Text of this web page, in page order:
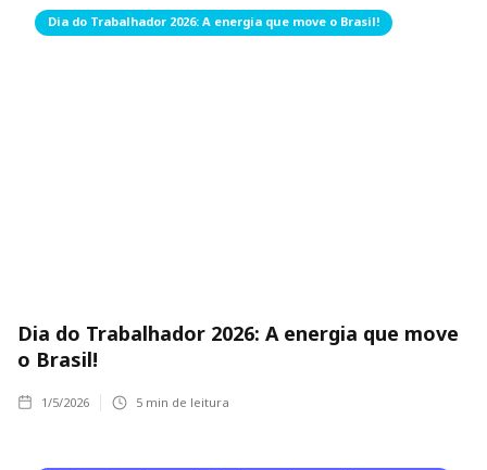
Dia do Trabalhador 2026: A energia que move o Brasil!
Dia do Trabalhador 2026: A energia que move
o Brasil!
1/5/2026 5 min de leitura